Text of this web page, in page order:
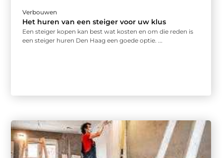
Verbouwen
Het huren van een steiger voor uw klus
Een steiger kopen kan best wat kosten en om die reden is
een steiger huren Den Haag een goede optie. ...